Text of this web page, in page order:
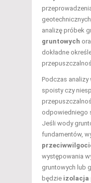
analizę próbek
gruntowych
dokładne
Podczas analizy
spoisty czy
odpowiedniego
Jeśli wody
fundamentów,
występowania
gruntowych lub
będzie izolacja